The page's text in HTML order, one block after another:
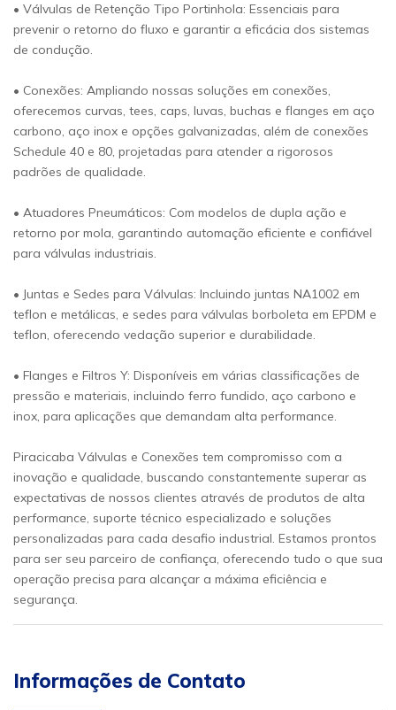
• Válvulas de Retenção Tipo Portinhola: Essenciais para
prevenir o retorno do fluxo e garantir a eficácia dos sistemas
de condução.
• Conexões: Ampliando nossas soluções em conexões,
oferecemos curvas, tees, caps, luvas, buchas e flanges em aço
carbono, aço inox e opções galvanizadas, além de conexões
Schedule 40 e 80, projetadas para atender a rigorosos
padrões de qualidade.
• Atuadores Pneumáticos: Com modelos de dupla ação e
retorno por mola, garantindo automação eficiente e confiável
para válvulas industriais.
• Juntas e Sedes para Válvulas: Incluindo juntas NA1002 em
teflon e metálicas, e sedes para válvulas borboleta em EPDM e
teflon, oferecendo vedação superior e durabilidade.
• Flanges e Filtros Y: Disponíveis em várias classificações de
pressão e materiais, incluindo ferro fundido, aço carbono e
inox, para aplicações que demandam alta performance.
Piracicaba Válvulas e Conexões tem compromisso com a
inovação e qualidade, buscando constantemente superar as
expectativas de nossos clientes através de produtos de alta
performance, suporte técnico especializado e soluções
personalizadas para cada desafio industrial. Estamos prontos
para ser seu parceiro de confiança, oferecendo tudo o que sua
operação precisa para alcançar a máxima eficiência e
segurança.
Informações de Contato